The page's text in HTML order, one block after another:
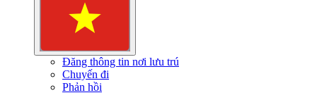
Đăng thông tin nơi lưu trú
Chuyến đi
Phản hồi